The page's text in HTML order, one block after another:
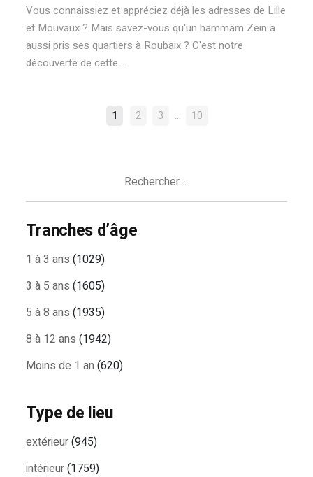
Vous connaissiez et appréciez déjà les adresses de Lille
et Mouvaux ? Mais savez-vous qu'un hammam Zein a
aussi pris ses quartiers à Roubaix ? C'est notre
découverte de cette...
NAVIGATION
1 2 3 … 10
Tranches d’âge
1 à 3 ans (1029)
3 à 5 ans (1605)
5 à 8 ans (1935)
8 à 12 ans (1942)
Moins de 1 an (620)
Type de lieu
extérieur(945)
intérieur(1759)